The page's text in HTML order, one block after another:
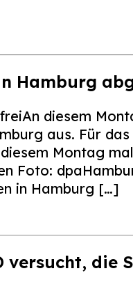
Hamburg
diesem
aus. Für
Montag
Foto:
in Hamburg […]
versucht, die